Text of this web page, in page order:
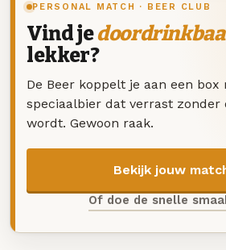
PERSONAL MATCH · BEER CLUB
Vind je
lekker?
De Beer koppelt je aan een
speciaalbier dat verrast zonder
wordt. Gewoon raak.
Bekijk jouw
Of doe de snelle